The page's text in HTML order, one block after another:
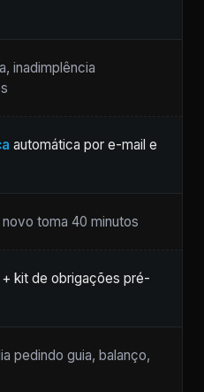
inadimplência
automática por e-mail e
toma 40 minutos
+ kit de obrigações pré-
pedindo guia, balanço,